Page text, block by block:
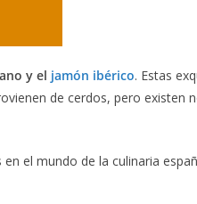
y el jamón ibérico. Estas
de cerdos, pero existen
el mundo de la culinaria